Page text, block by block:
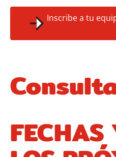
Inscribe a tu
FECHAS